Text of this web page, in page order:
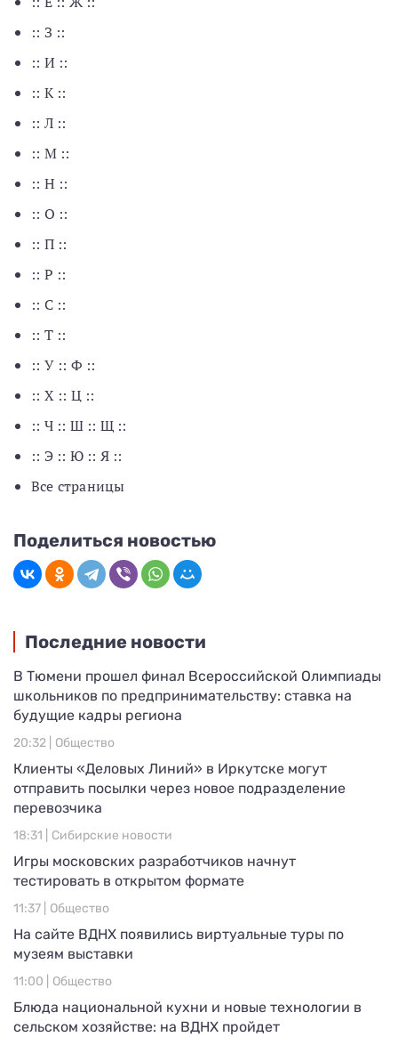
:: З ::
:: И ::
:: К ::
:: Л ::
:: М ::
:: Н ::
:: О ::
:: П ::
:: Р ::
:: С ::
:: Т ::
:: У :: Ф ::
:: Х :: Ц ::
:: Ч :: Ш :: Щ ::
:: Э :: Ю :: Я ::
Все страницы
Поделиться новостью
Последние новости
В Тюмени прошел финал Всероссийской Олимпиады
школьников по предпринимательству: ставка на
будущие кадры региона
20:32 | Общество
Клиенты «Деловых Линий» в Иркутске могут
отправить посылки через новое подразделение
перевозчика
18:31 | Сибирские новости
Игры московских разработчиков начнут
тестировать в открытом формате
11:37 | Общество
На сайте ВДНХ появились виртуальные туры по
музеям выставки
11:00 | Общество
Блюда национальной кухни и новые технологии в
сельском хозяйстве: на ВДНХ пройдет